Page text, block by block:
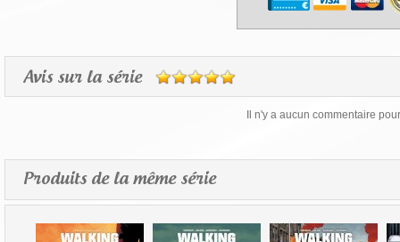
Avis sur la série
Il n'y a aucun commentaire
Produits de la même série